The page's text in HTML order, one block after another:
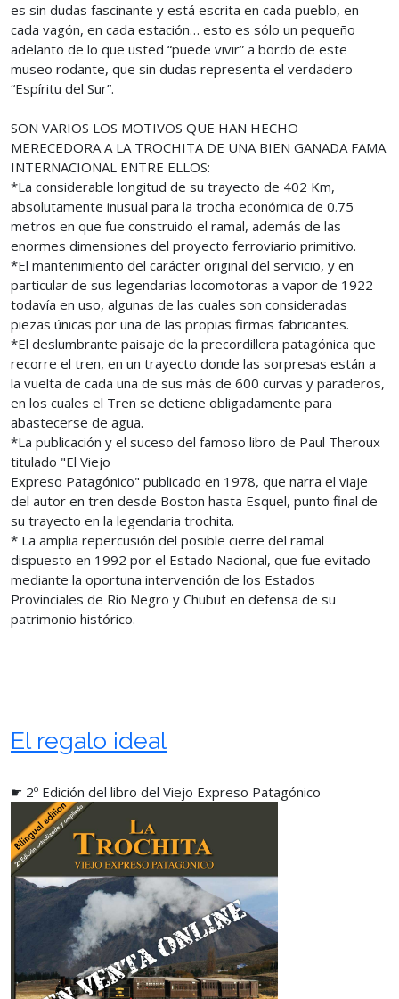
es sin dudas fascinante y está escrita en cada pueblo, en
cada vagón, en cada estación… esto es sólo un pequeño
adelanto de lo que usted “puede vivir” a bordo de este
museo rodante, que sin dudas representa el verdadero
“Espíritu del Sur”.
SON VARIOS LOS MOTIVOS QUE HAN HECHO
MERECEDORA A LA TROCHITA DE UNA BIEN GANADA FAMA
INTERNACIONAL ENTRE ELLOS:
*La considerable longitud de su trayecto de 402 Km,
absolutamente inusual para la trocha económica de 0.75
metros en que fue construido el ramal, además de las
enormes dimensiones del proyecto ferroviario primitivo.
*El mantenimiento del carácter original del servicio, y en
particular de sus legendarias locomotoras a vapor de 1922
todavía en uso, algunas de las cuales son consideradas
piezas únicas por una de las propias firmas fabricantes.
*El deslumbrante paisaje de la precordillera patagónica que
recorre el tren, en un trayecto donde las sorpresas están a
la vuelta de cada una de sus más de 600 curvas y paraderos,
en los cuales el Tren se detiene obligadamente para
abastecerse de agua.
*La publicación y el suceso del famoso libro de Paul Theroux
titulado "El Viejo
Expreso Patagónico" publicado en 1978, que narra el viaje
del autor en tren desde Boston hasta Esquel, punto final de
su trayecto en la legendaria trochita.
* La amplia repercusión del posible cierre del ramal
dispuesto en 1992 por el Estado Nacional, que fue evitado
mediante la oportuna intervención de los Estados
Provinciales de Río Negro y Chubut en defensa de su
patrimonio histórico.
El regalo ideal
☛ 2º Edición del libro del Viejo Expreso Patagónico